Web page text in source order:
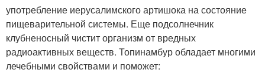
употребление иерусалимского артишока на состояние
пищеварительной системы. Еще подсолнечник
клубненосный чистит организм от вредных
радиоактивных веществ. Топинамбур обладает многими
лечебными свойствами и поможет: